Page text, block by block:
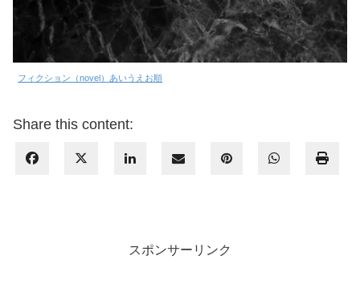
フィクション（novel）あいうえお順
Share this content:
スポンサーリンク